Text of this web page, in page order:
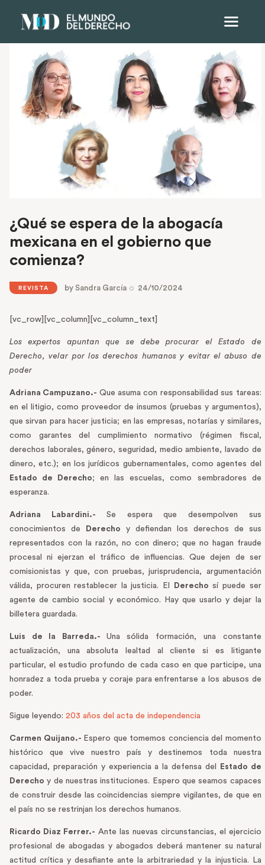
¿Qué se espera de la abogacía
mexicana en el gobierno que
comienza?
REVISTA bySandra García 24/10/2024
[vc_row][vc_column][vc_column_text]
Los expertos apuntan que se debe procurar el Estado de
Derecho, velar por los derechos humanos y evitar el abuso de
poder
Adriana Campuzano.- Que asuma con responsabilidad sus tareas:
en el litigio, como proveedor de insumos (pruebas y argumentos),
que sirvan para hacer justicia; en las empresas, notarías y similares,
como garantes del cumplimiento normativo (régimen fiscal,
derechos laborales, género, seguridad, medio ambiente, lavado de
dinero, etc.); en los jurídicos gubernamentales, como agentes del
Estado de Derecho; en las escuelas, como sembradores de
esperanza.
Adriana Labardini.- Se espera que desempolven sus
conocimientos de
Derecho y defiendan los derechos de sus
representados con la razón, no con dinero; que no hagan fraude
procesal ni ejerzan el tráfico de influencias. Que dejen de ser
comisionistas y que, con pruebas, jurisprudencia, argumentación
válida, procuren restablecer la justicia. El
Derecho sí puede ser
agente de cambio social y económico. Hay que usarlo y dejar la
billetera guardada.
Luis de la Barreda.- Una sólida formación, una constante
actualización, una absoluta lealtad al cliente si es litigante
particular, el estudio profundo de cada caso en que participe, una
honradez a toda prueba y coraje para enfrentarse a los abusos de
poder.
Sigue leyendo: 203 años del acta de independencia
Carmen Quijano.- Espero que tomemos conciencia del momento
histórico que vive nuestro país y destinemos toda nuestra
capacidad, preparación y experiencia a la defensa del
Estado de
Derecho y de nuestras instituciones. Espero que seamos capaces
de construir desde las coincidencias siempre vigilantes, de que en
el país no se restrinjan los derechos humanos.
Ricardo Diaz Ferrer.- Ante las nuevas circunstancias, el ejercicio
profesional de abogadas y abogados deberá mantener su natural
actitud crítica y desafiante ante la arbitrariedad y la injusticia. La